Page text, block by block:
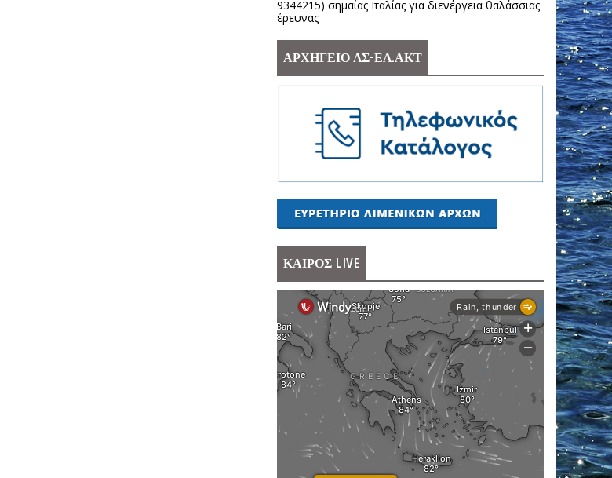
9344215) σημαίας Ιταλίας για διενέργεια θαλάσσιας
έρευνας
ΑΡΧΗΓΕΙΟ ΛΣ-ΕΛ.ΑΚΤ
ΚΑΙΡΟΣ LIVE